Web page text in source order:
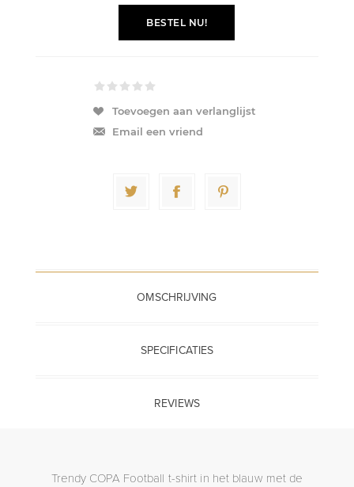
BESTEL NU!
Toevoegen aan verlanglijst
Email een vriend
OMSCHRIJVING
SPECIFICATIES
REVIEWS
Trendy COPA Football t-shirt in het blauw met de